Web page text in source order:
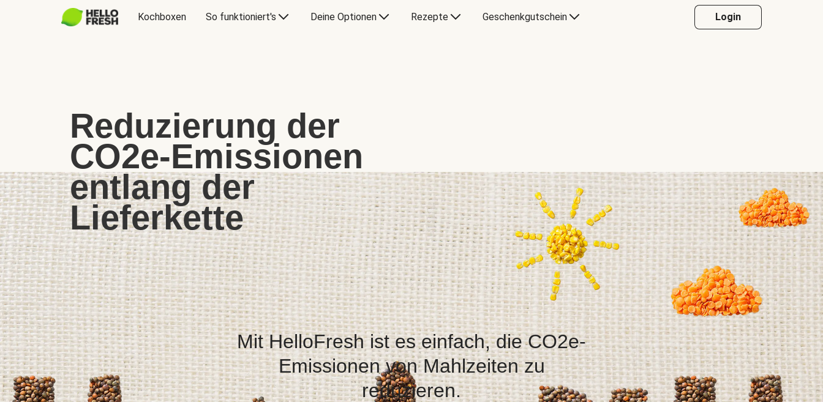
Kochboxen So funktioniert's Deine Optionen Rezepte Geschenkgutschein Login
Reduzierung der
CO2e-Emissionen
entlang der
Lieferkette
Mit HelloFresh ist es einfach, die CO2e-
Emissionen von Mahlzeiten zu
reduzieren.